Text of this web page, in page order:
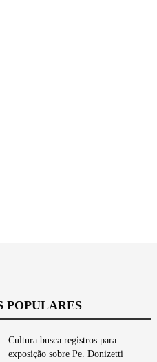
POPULARES
Cultura busca registros para
exposição sobre Pe. Donizetti